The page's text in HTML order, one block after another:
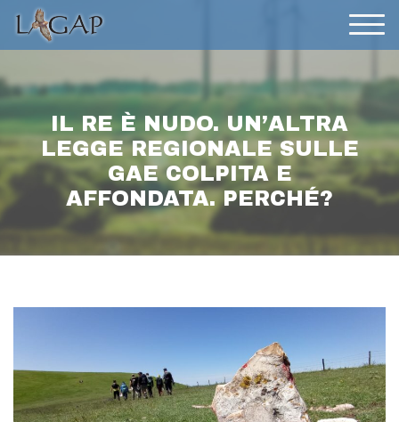
IL RE È NUDO. UN’ALTRA
LEGGE REGIONALE SULLE
GAE COLPITA E
AFFONDATA. PERCHÉ?